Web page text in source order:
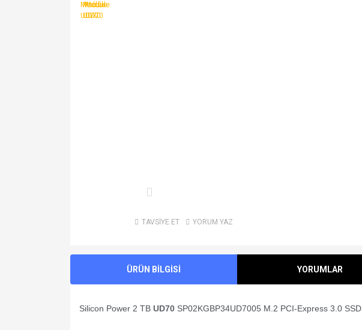
TAVSİYE ET YORUM YAZ
ÜRÜN BİLGİSİ YORUMLAR
Silicon Power 2 TB UD70 SP02KGBP34UD7005 M.2 PCI-Express 3.0 SSD